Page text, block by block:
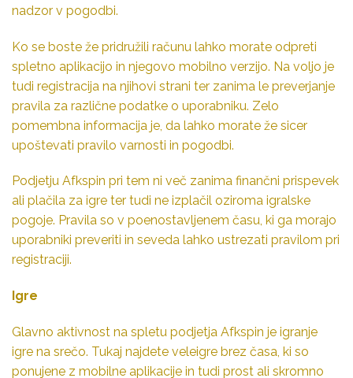
nadzor v pogodbi.
Ko se boste že pridružili računu lahko morate odpreti
spletno aplikacijo in njegovo mobilno verzijo. Na voljo je
tudi registracija na njihovi strani ter zanima le preverjanje
pravila za različne podatke o uporabniku. Zelo
pomembna informacija je, da lahko morate že sicer
upoštevati pravilo varnosti in pogodbi.
Podjetju Afkspin pri tem ni več zanima finančni prispevek
ali plačila za igre ter tudi ne izplačil oziroma igralske
pogoje. Pravila so v poenostavljenem času, ki ga morajo
uporabniki preveriti in seveda lahko ustrezati pravilom pri
registraciji.
Igre
Glavno aktivnost na spletu podjetja Afkspin je igranje
igre na srečo. Tukaj najdete veleigre brez časa, ki so
ponujene z mobilne aplikacije in tudi prost ali skromno